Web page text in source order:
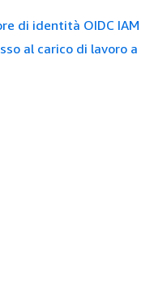
di identità OIDC IAM
al carico di lavoro a